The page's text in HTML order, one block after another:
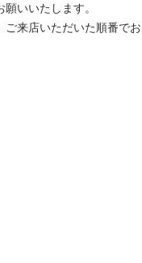
いいたします。
ご来店いただいた順番でお